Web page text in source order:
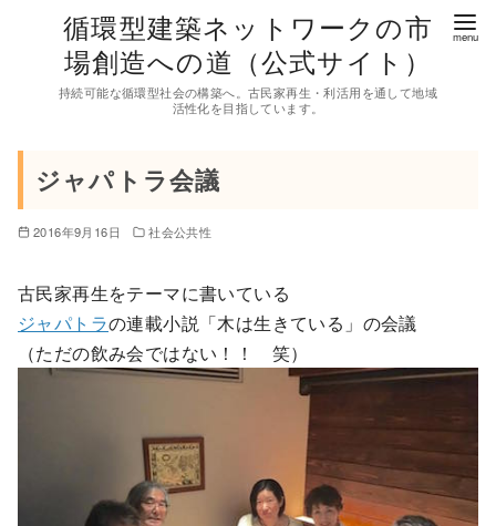
循環型建築ネットワークの市
場創造への道（公式サイト）
持続可能な循環型社会の構築へ。古民家再生・利活用を通して地域
活性化を目指しています。
ジャパトラ会議
2016年9月16日 社会公共性
古民家再生をテーマに書いている
ジャパトラの連載小説「木は生きている」の会議
（ただの飲み会ではない！！ 笑）